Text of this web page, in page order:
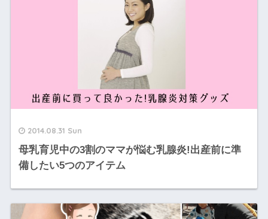
2014.08.31 Sun
母乳育児中の3割のママが悩む乳腺炎!出産前に準
備したい5つのアイテム